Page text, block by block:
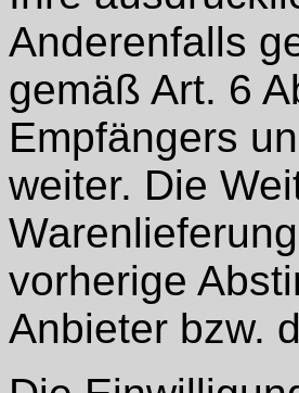
Anderenfalls
gemäß Art. 6
Empfängers
weiter. Die
vorherige
Anbieter bzw.